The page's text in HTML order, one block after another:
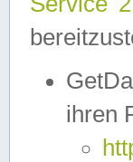
ihren